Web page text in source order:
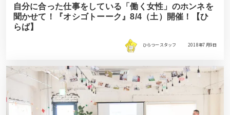
自分に合った仕事をしている「働く女性」のホンネを
聞かせて！『オシゴトーーク』8/4（土）開催！【ひ
らば】
ひらつースタッフ 2018年7月9日